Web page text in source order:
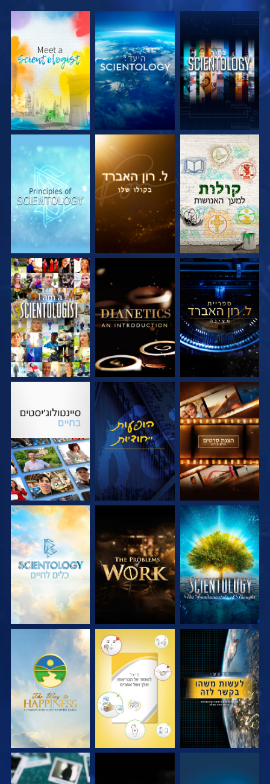
בדוק את הסדרה בדוק את הסדרה בדוק את הסדרה
בדוק את הסדרה בדוק את הסדרה צפה
בדוק את הסדרה צפה בדוק את הסדרה
בדוק את הסדרה בדוק את הסדרה בדוק את הסדרה
צפה צפה